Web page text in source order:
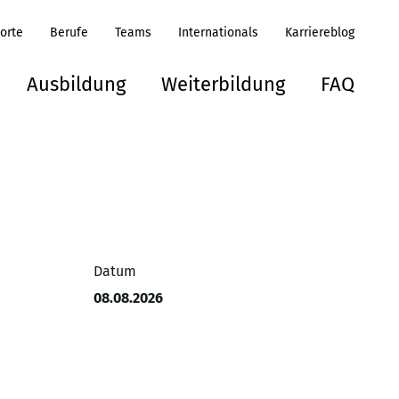
Berufe Teams Internationals Karriereblog
Ausbildung Weiterbildung FAQ
Datum
08.08.2026